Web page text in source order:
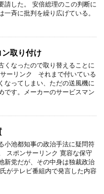
請した。 安倍総理のこの判断に
一斉に批判を繰り広げている。
ン取り付け
くなったので取り替えることに
ーリンク それまで付いている
なってしまい、ただの送風機に
です。メーカーのサービスマン
小池都知事の政治手法に疑問符
スポンサーリンク 寛容な保守
新党だが、その中身は独裁政治
がテレビ番組内で発言した内容